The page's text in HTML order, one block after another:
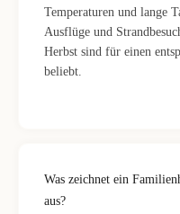
Temperaturen und lange
Ausflüge und
Herbst sind für einen
beliebt.
Was zeichnet ein
aus?